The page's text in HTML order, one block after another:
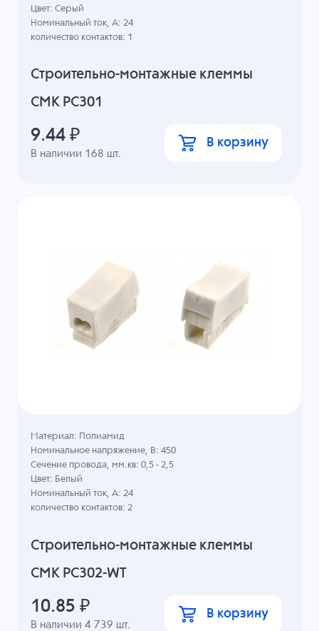
Строительно-монтажные клеммы
СМК PC301
В наличии 168 шт.
Цвет: Серый
Номинальный ток, А: 24
количество контактов: 1
9.44 ₽ В корзину
Строительно-монтажные клеммы
СМК PC302-WT
В наличии4 739 шт.
Материал: Полиамид
Номинальное напряжение, B: 450
Сечение провода, мм.кв: 0,5 - 2,5
Цвет: Белый
Номинальный ток, А: 24
количество контактов: 2
10.85 ₽ В корзину